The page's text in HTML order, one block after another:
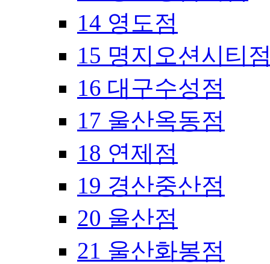
14 영도점
15 명지오션시티
16 대구수성점
17 울산옥동점
18 연제점
19 경산중산점
20 울산점
21 울산화봉점